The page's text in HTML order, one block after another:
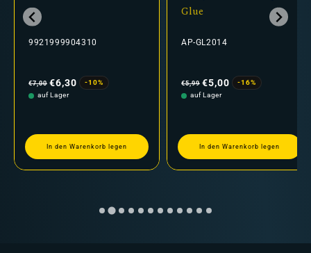
9921999904310
Preis
€7,00 €6,30
-10%
auf Lager
In den Warenkorb legen
Glue
AP-GL2014
Preis
€5,99 €5,00
-16%
auf Lager
In den Warenkorb legen